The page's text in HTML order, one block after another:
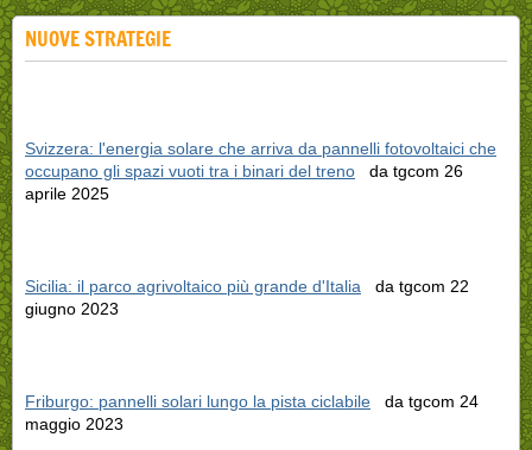
NUOVE STRATEGIE
Svizzera: l'energia solare che arriva da pannelli fotovoltaici che
occupano gli spazi vuoti tra i binari del treno da tgcom 26
aprile 2025
Sicilia: il parco agrivoltaico più grande d'Italia da tgcom 22
giugno 2023
Friburgo: pannelli solari lungo la pista ciclabile da tgcom 24
maggio 2023